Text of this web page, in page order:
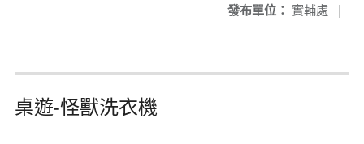
發布單位： 實輔處 |
桌遊-怪獸洗衣機